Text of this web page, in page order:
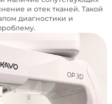
и отек тканей. Такой
диагностики и